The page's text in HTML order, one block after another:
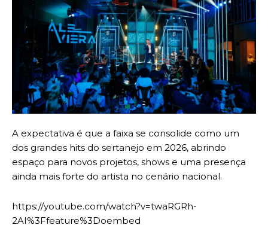
A expectativa é que a faixa se consolide como um
dos grandes hits do sertanejo em 2026, abrindo
espaço para novos projetos, shows e uma presença
ainda mais forte do artista no cenário nacional.
https://youtube.com/watch?v=twaRGRh-
2AI%3Ffeature%3Doembed